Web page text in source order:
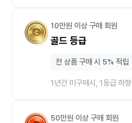
10만원 이상 구매 회원
골드 등급
전 상품 구매 시 5% 적립
1년간 미구매시, 1등급 하향
50만원 이상 구매 회원